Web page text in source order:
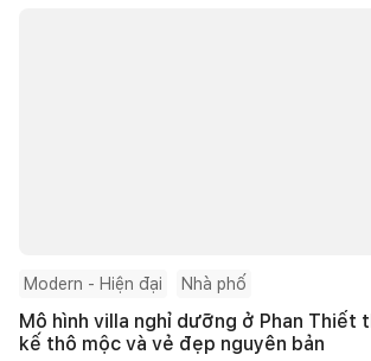
Modern - Hiện đại Nhà phố
Mô hình villa nghỉ dưỡng ở Phan Thiết
kế thô mộc và vẻ đẹp nguyên bản